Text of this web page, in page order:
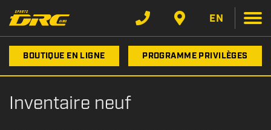
EN
BOUTIQUE EN LIGNE PROGRAMME PRIVILÈGES
Inventaire neuf